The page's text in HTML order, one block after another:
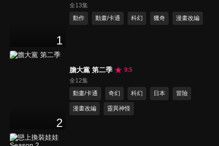
1
全13集
動作
動畫/卡通 科幻 獵奇 漫畫改編
2
膽大黨 第二季
9.5
全12集
動畫/卡通
奇幻 科幻 日本 冒險
漫畫改編 靈異神怪